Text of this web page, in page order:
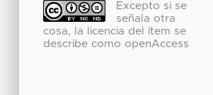
Excepto si se
señala otra
cosa, la licencia del ítem se
describe como openAccess